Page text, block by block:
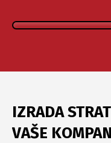
IZRADA
VAŠE